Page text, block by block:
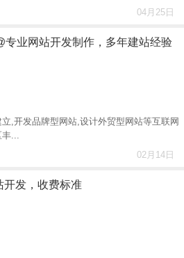
04月25日
专业网站开发制作，多年建站经验
,开发品牌型网站,设计外贸型网站等互联网
丰...
02月14日
开发，收费标准